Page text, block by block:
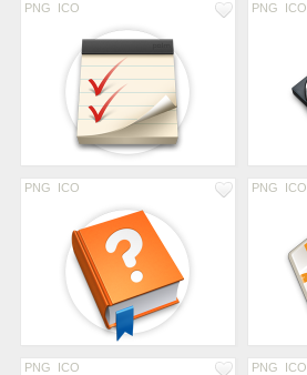
PNG ICO PNG ICO
PNG ICO PNG ICO
PNG ICO PNG ICO